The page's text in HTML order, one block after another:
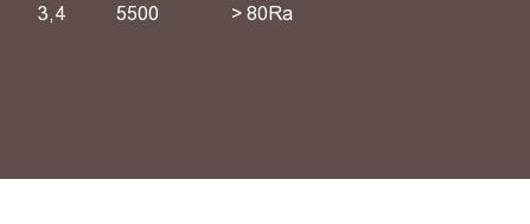
3,4 5500 > 80Ra